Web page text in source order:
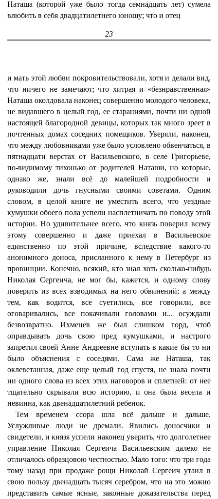
Наташа (которой уже было тогда семнадцать лет) сумела
влюбить в себя двадцатилетнего юношу; что и отец
23
и мать этой любви покровительствовали, хотя и делали вид,
что ничего не замечают; что хитрая и «безнравственная»
Наташа околдовала наконец совершенно молодого человека,
не видавшего в целый год, ее стараниями, почти ни одной
настоящей благородной девицы, которых так много зреет в
почтенных домах соседних помещиков. Уверяли, наконец,
что между любовниками уже было условлено обвенчаться, в
пятнадцати верстах от Васильевского, в селе Григорьеве,
по-видимому тихонько от родителей Наташи, но которые,
однако же, знали всё до малейшей подробности и
руководили дочь гнусными своими советами. Одним
словом, в целой книге не уместить всего, что уездные
кумушки обоего пола успели насплетничать по поводу этой
истории. Но удивительнее всего, что князь поверил всему
этому совершенно и даже приехал в Васильевское
единственно по этой причине, вследствие какого-то
анонимного доноса, присланного к нему в Петербург из
провинции. Конечно, всякий, кто знал хоть сколько-нибудь
Николая Сергеича, не мог бы, кажется, и одному слову
поверить из всех взводимых на него обвинений; а между
тем, как водится, все суетились, все говорили, все
оговаривались, все покачивали головами и... осуждали
безвозвратно. Ихменев же был слишком горд, чтоб
оправдывать дочь свою пред кумушками, и настрого
запретил своей Анне Андреевне вступать в какие бы то ни
было объяснения с соседями. Сама же Наташа, так
оклеветанная, даже еще целый год спустя, не знала почти
ни одного слова из всех этих наговоров и сплетней: от нее
тщательно скрывали всю историю, и она была весела и
невинна, как двенадцатилетний ребенок.
Тем временем ссора шла всё дальше и дальше.
Услужливые люди не дремали. Явились доносчики и
свидетели, и князя успели наконец уверить, что долголетнее
управление Николая Сергеича Васильевским далеко не
отличалось образцовою честностью. Мало того: что три года
тому назад при продаже рощи Николай Сергеич утаил в
свою пользу двенадцать тысяч серебром, что на это можно
представить самые ясные, законные доказательства перед